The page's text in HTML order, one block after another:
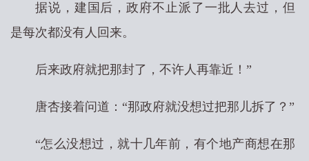
据说，建国后，政府不止派了一批人去过，但
是每次都没有人回来。
后来政府就把那封了，不许人再靠近！”
唐杏接着问道：“那政府就没想过把那儿拆了？”
“怎么没想过，就十几年前，有个地产商想在那